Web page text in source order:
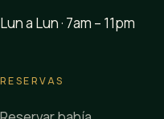
Lun a Lun · 7am – 11pm
RESERVAS